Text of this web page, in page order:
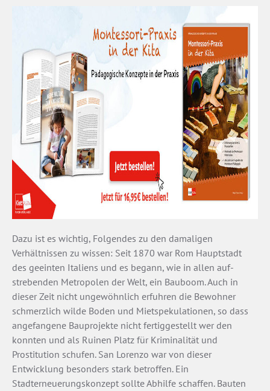
Dazu ist es wichtig, Folgendes zu den damaligen
Verhältnissen zu wissen: Seit 1870 war Rom Hauptstadt
des geeinten Italiens und es begann, wie in allen auf­
strebenden Metropolen der Welt, ein Bauboom. Auch in
dieser Zeit nicht ungewöhnlich erfuhren die Bewohner
schmerzlich wilde Boden­ und Mietspekulationen, so­ dass
angefangene Bauprojekte nicht fertiggestellt wer­ den
konnten und als Ruinen Platz für Kriminalität und
Prostitution schufen. San Lorenzo war von dieser
Entwicklung besonders stark betroffen. Ein
Stadterneuerungskonzept sollte Abhilfe schaffen. Bauten